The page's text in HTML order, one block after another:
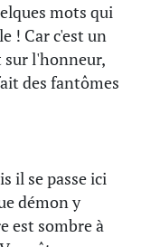
mots qui
! Car c'est un
sur l'honneur,
des fantômes
il se passe ici
démon y
est sombre à